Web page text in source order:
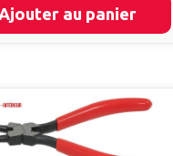
Ajouter au panier